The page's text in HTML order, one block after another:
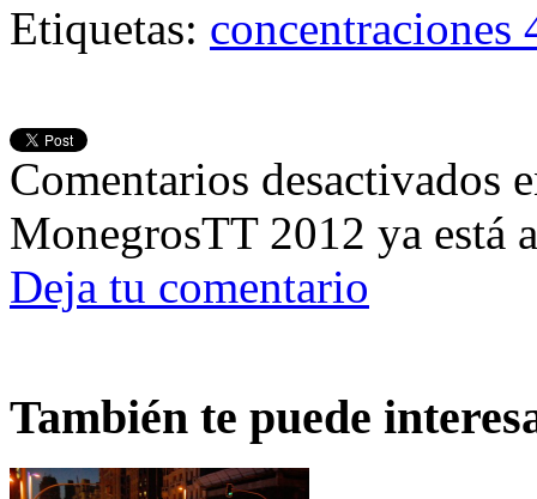
Etiquetas: concentraciones
Comentarios desactivados
MonegrosTT 2012 ya está
Deja tu comentario
También te puede